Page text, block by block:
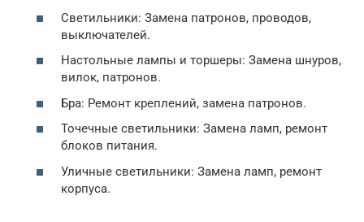
Светильники: Замена патронов, проводов,
выключателей.
Настольные лампы и торшеры: Замена шнуров,
вилок, патронов.
Бра: Ремонт креплений, замена патронов.
Точечные светильники: Замена ламп, ремонт
блоков питания.
Уличные светильники: Замена ламп, ремонт
корпуса.